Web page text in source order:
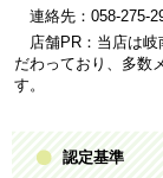
連絡先：058-275-
店舗PR：当店は岐
だわっており、多数
す。
認定基準